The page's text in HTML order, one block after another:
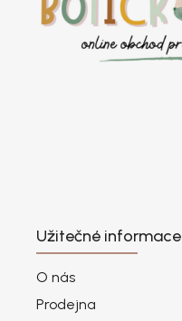
Užitečné informace
O nás
Prodejna